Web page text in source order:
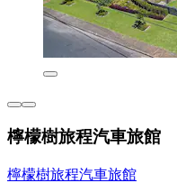
檸檬樹旅程汽車旅館
檸檬樹旅程汽車旅館